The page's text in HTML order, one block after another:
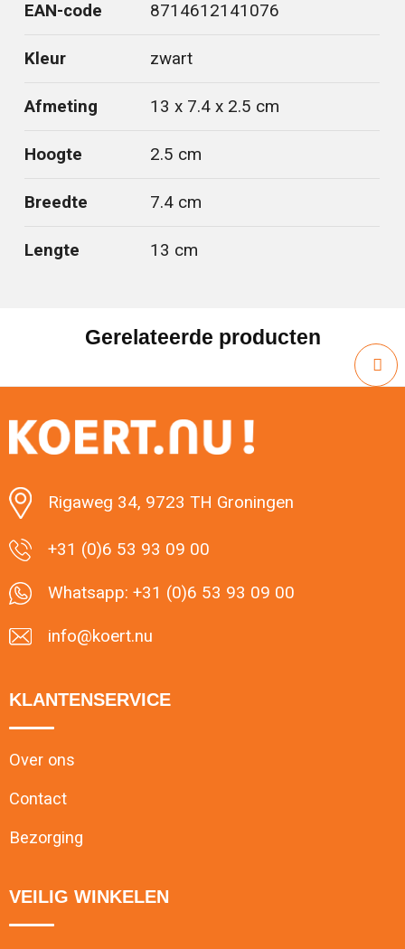
EAN-code 8714612141076
Kleur zwart
Afmeting 13 x 7.4 x 2.5 cm
Hoogte 2.5 cm
Breedte 7.4 cm
Lengte 13 cm
Gerelateerde producten
Rigaweg 34, 9723 TH Groningen
+31 (0)6 53 93 09 00
Whatsapp: +31 (0)6 53 93 09 00
info@koert.nu
KLANTENSERVICE
Over ons
Contact
Bezorging
VEILIG WINKELEN